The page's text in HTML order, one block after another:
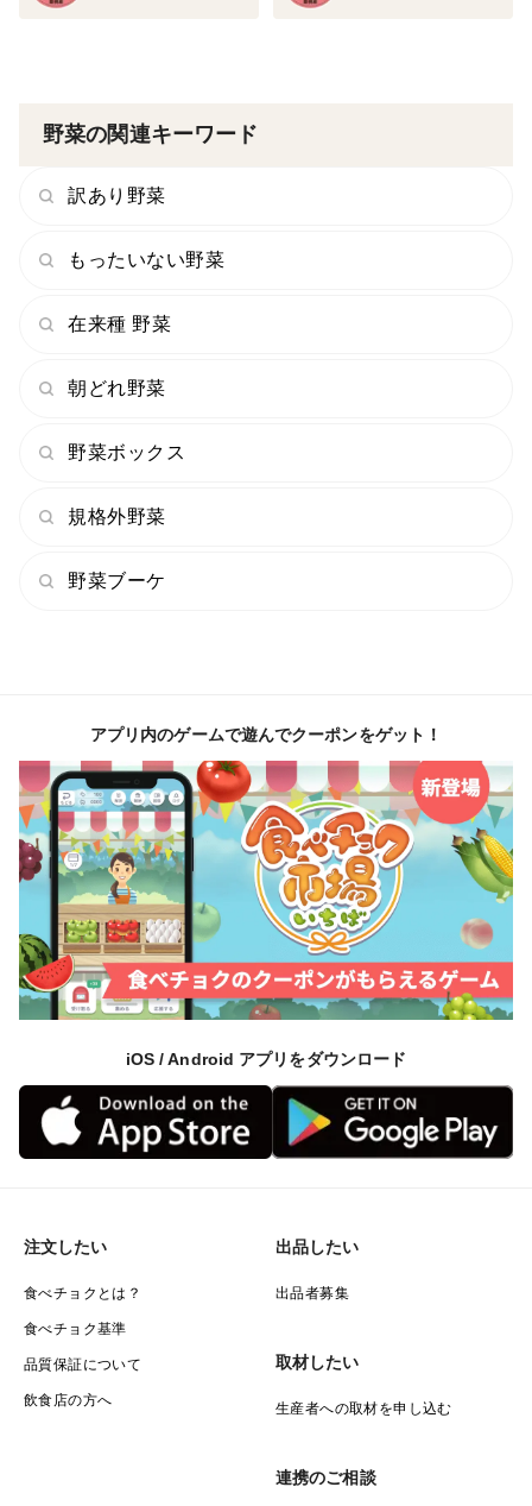
野菜の関連キーワード
訳あり野菜
もったいない野菜
在来種 野菜
朝どれ野菜
野菜ボックス
規格外野菜
野菜ブーケ
アプリ内のゲームで遊んでクーポンをゲット！
iOS / Android アプリをダウンロード
注文したい
食べチョクとは？
食べチョク基準
品質保証について
飲食店の方へ
出品したい
出品者募集
取材したい
生産者への取材を申し込む
連携のご相談